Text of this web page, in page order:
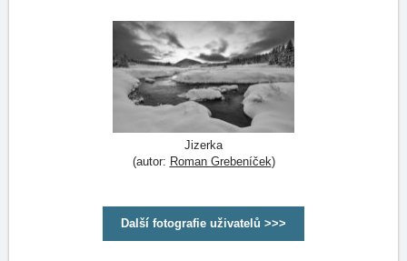
Jizerka
(autor: Roman Grebeníček)
Další fotografie uživatelů >>>